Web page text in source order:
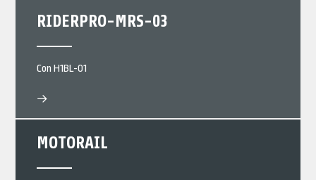
RIDERPRO-MRS-03
Con H1BL-01
MOTORAIL